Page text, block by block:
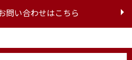
問い合わせはこちら